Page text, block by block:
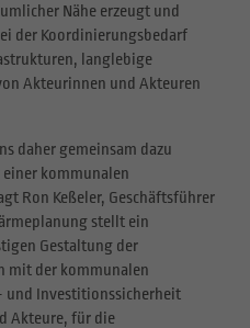
Nähe erzeugt und
der Koordinierungsbedarf
langlebige
Akteurinnen und Akteuren
daher gemeinsam dazu
kommunalen
Ron Keßeler, Geschäftsführer
stellt ein
Gestaltung der
mit der kommunalen
und Investitionssicherheit
Akteure, für die